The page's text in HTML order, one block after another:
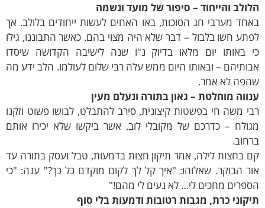
והייחוד – סיפור של מועד ונשמה
מערבי חג הסוכות, באו האחים לעשות ייחודים בלולב. אך
חשו בלבול – דבר שלא היה מצוי בהם. כאשר התבוננו, גילו
באותו יום מלאו בדיוק נ"ו שנה לישיבה הקדושה שיסדו
– ובאותו היום ממש עלה רבי שלום לעולמו. הלב ידע מה
לא אמר.
מוחלטת – גאון בתורה ונעלם מעין
משה חי בפשטות קיצונית, סירב להתבלט, לבושו פשוט וזקנו
– כדרכם של מקובלי לוב, אשר ביקשו שלא יכירו אותם
בחצות לילה, אמר תיקון חצות בדמעות, טבל ועסק בתורה עד
הבוקר. שאלוהו: "איך קל לך לקום מוקדם כל כך?" ענה: "כי
מחכים לי… לא נעים לי מהם!"
כרת, מגבות רטובות ודמעות בלי סוף